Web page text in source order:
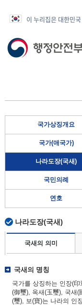
이 누리집은 대한민
국가상징개요
국가(애국가)
나라도장(국새)
국민의례
연호
나라도장(국새)
국새의 의미
국새의 명칭
국가를 상징하는 인장(
(御璽), 옥새(玉璽), 국새(
(璽), 보(寶)는 나라의 인